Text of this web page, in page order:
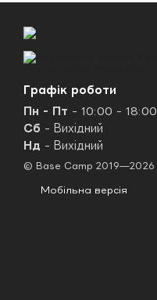
Графік роботи
Пн - Пт - 10:00 - 18:00
Сб - Вихідний
Нд - Вихідний
© Base Camp 2019—2026
Мобільна версія